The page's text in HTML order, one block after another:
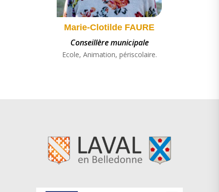
Marie-Clotilde FAURE
Conseillère municipale
Ecole, Animation, périscolaire.